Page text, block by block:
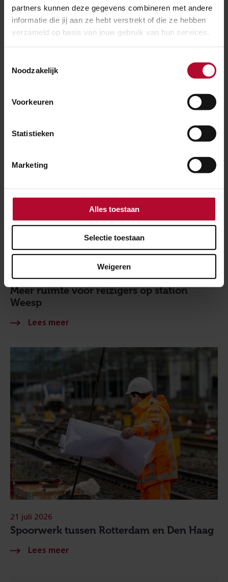
partners kunnen deze gegevens combineren met andere
informatie die jij aan ze hebt verstrekt of die ze hebben
verzameld op basis van jouw gebruik van hun services.
Noodzakelijk
Voorkeuren
Statistieken
Marketing
Alles toestaan
Selectie toestaan
Weigeren
Elf dagen hinder voor reizigers tussen
30 juli 2026
Meer ruimte voor reizigers op station
Weesp
27 juli 2026
Spoorwerk tussen Rotterdam en Den Haag
21 juli 2026